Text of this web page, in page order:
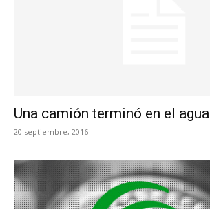
Una camión terminó en el agua
20 septiembre, 2016